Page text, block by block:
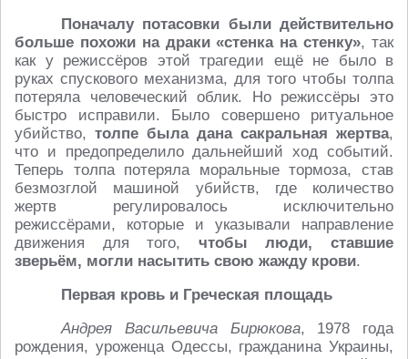
Поначалу потасовки были действительно
больше похожи на драки «стенка на стенку», так
как у режиссёров этой трагедии ещё не было в
руках спускового механизма, для того чтобы толпа
потеряла человеческий облик. Но режиссёры это
быстро исправили. Было совершено ритуальное
убийство, толпе была дана сакральная жертва,
что и предопределило дальнейший ход событий.
Теперь толпа потеряла моральные тормоза, став
безмозглой машиной убийств, где количество
жертв регулировалось исключительно
режиссёрами, которые и указывали направление
движения для того, чтобы люди, ставшие
зверьём, могли насытить свою жажду крови.
Первая кровь и Греческая площадь
Андрея Васильевича Бирюкова, 1978 года
рождения, уроженца Одессы, гражданина Украины,